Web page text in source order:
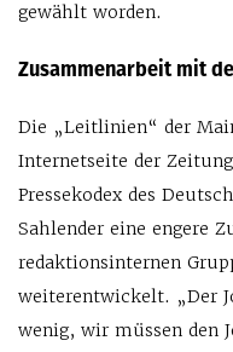
gewählt worden.
Zusammenarbeit mit
Die „Leitlinien“ der
Internetseite der
Pressekodex des
Sahlender eine engere
redaktionsinternen
weiterentwickelt. „Der
wenig, wir müssen den